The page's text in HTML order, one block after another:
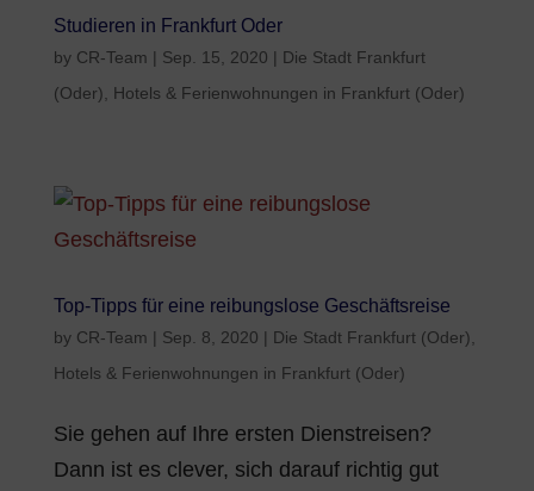
Studieren in Frankfurt Oder
by CR-Team | Sep. 15, 2020 | Die Stadt Frankfurt
(Oder)
Hotels & Ferienwohnungen in Frankfurt (Oder)
Top-Tipps für eine reibungslose Geschäftsreise
by CR-Team | Sep. 8, 2020 | Die Stadt Frankfurt (Oder)
Hotels & Ferienwohnungen in Frankfurt (Oder)
Sie gehen auf Ihre ersten Dienstreisen?
Dann ist es clever, sich darauf richtig gut